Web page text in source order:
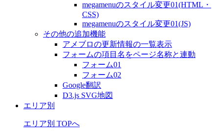
megamenuのスタイル変更01(HTML・
CSS)
megamenuのスタイル変更01(JS)
その他の追加機能
アメブロの更新情報の一覧表示
フォームの項目名をページ名称と連動
フォーム01
フォーム02
Google翻訳
D3.js SVG地図
エリア別
エリア別 TOPへ